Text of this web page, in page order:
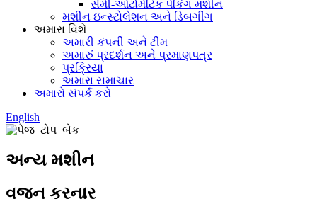
સેમી-ઓટોમેટિક પેકિંગ મશીન
મશીન ઇન્સ્ટોલેશન અને ડિબગીંગ
અમારા વિશે
અમારી કંપની અને ટીમ
અમારું પ્રદર્શન અને પ્રમાણપત્ર
પ્રક્રિયા
અમારા સમાચાર
અમારો સંપર્ક કરો
English
અન્ય મશીન
વજન કરનાર